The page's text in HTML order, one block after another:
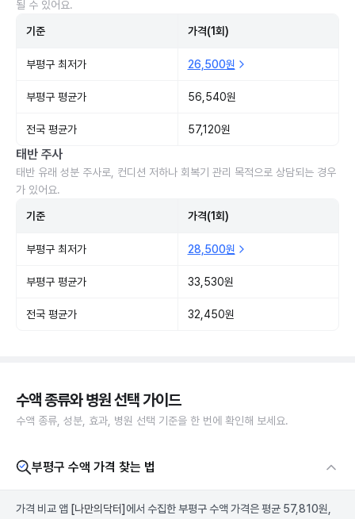
될 수 있어요.
기준 가격(1회)
부평구 최저가 26,500원
부평구 평균가 56,540원
전국 평균가 57,120원
태반 주사
태반 유래 성분 주사로, 컨디션 저하나 회복기 관리 목적으로 상담되는 경우
가 있어요.
기준 가격(1회)
부평구 최저가 28,500원
부평구 평균가 33,530원
전국 평균가 32,450원
수액 종류와 병원 선택 가이드
수액 종류, 성분, 효과, 병원 선택 기준을 한 번에 확인해 보세요.
부평구 수액 가격 찾는 법
가격 비교 앱 [나만의닥터] 에서 수집한 부평구 수액 가격은 평균 57,810원,